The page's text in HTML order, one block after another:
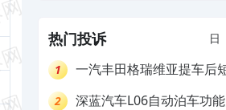
热门投诉 日
1
一汽丰田格瑞维亚提车后
2
深蓝汽车L06自动泊车功